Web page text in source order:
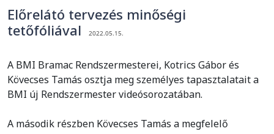
Előrelátó tervezés minőségi
tetőfóliával
2022.05.15.
A BMI Bramac Rendszermesterei, Kotrics Gábor és
Kövecses Tamás osztja meg személyes tapasztalatait a
BMI új Rendszermester videósorozatában.
A második részben Kövecses Tamás a megfelelő